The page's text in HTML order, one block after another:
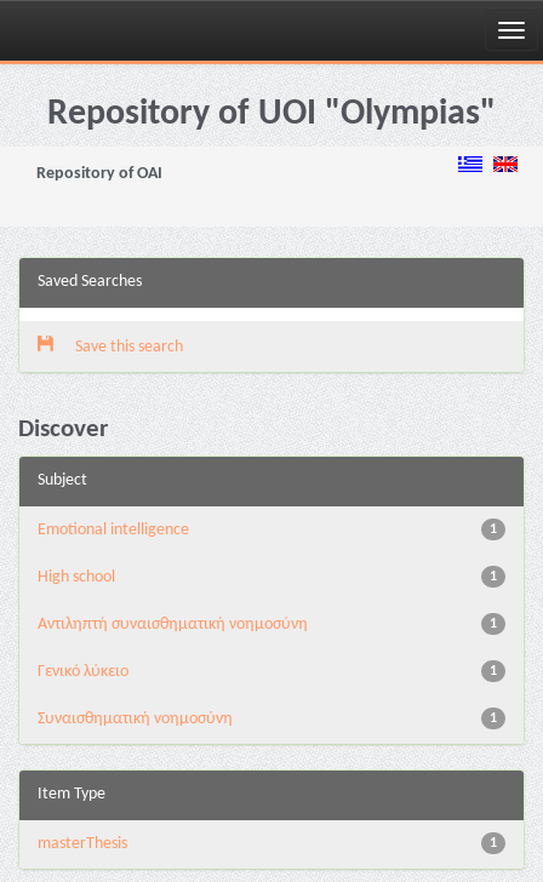
Skip
navigationRepository of UOI "Olympias"
Repository of OAI
Saved Searches
Save this search
Discover
Subject
1
Emotional intelligence
1
High school
1
Αντιληπτή συναισθηματική νοημοσύνη
1
Γενικό λύκειο
1
Συναισθηματική νοημοσύνη
Item Type
1
masterThesis